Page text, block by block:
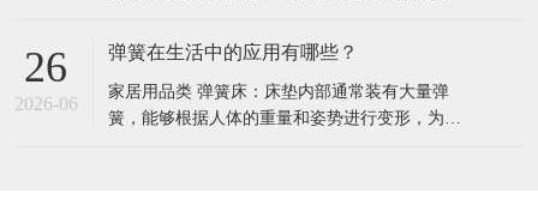
伸或压缩，体现出的弹性越 “硬”。例如，钢的弹
弹簧的弹性相对较小，更难被压缩或拉伸。 材料
的内部结构也会影响弹簧弹性。晶体结
26
2026-06
弹簧在生活中的应用有哪些？
家居用品类 弹簧床：床垫内部通常装有大量弹
簧，能够根据人体的重量和姿势进行变形，为人